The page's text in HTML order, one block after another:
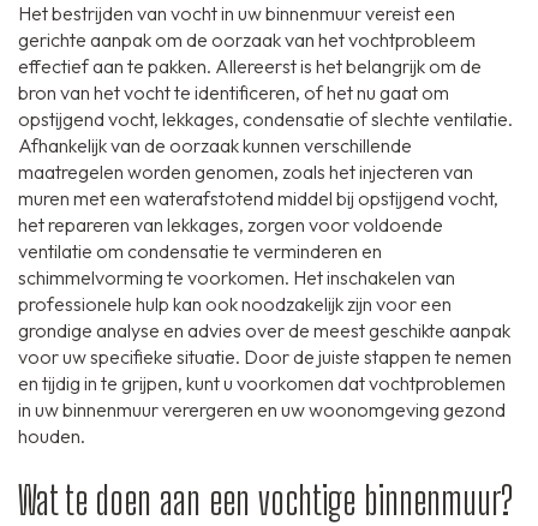
Het bestrijden van vocht in uw binnenmuur vereist een
gerichte aanpak om de oorzaak van het vochtprobleem
effectief aan te pakken. Allereerst is het belangrijk om de
bron van het vocht te identificeren, of het nu gaat om
opstijgend vocht, lekkages, condensatie of slechte ventilatie.
Afhankelijk van de oorzaak kunnen verschillende
maatregelen worden genomen, zoals het injecteren van
muren met een waterafstotend middel bij opstijgend vocht,
het repareren van lekkages, zorgen voor voldoende
ventilatie om condensatie te verminderen en
schimmelvorming te voorkomen. Het inschakelen van
professionele hulp kan ook noodzakelijk zijn voor een
grondige analyse en advies over de meest geschikte aanpak
voor uw specifieke situatie. Door de juiste stappen te nemen
en tijdig in te grijpen, kunt u voorkomen dat vochtproblemen
in uw binnenmuur verergeren en uw woonomgeving gezond
houden.
Wat te doen aan een vochtige binnenmuur?